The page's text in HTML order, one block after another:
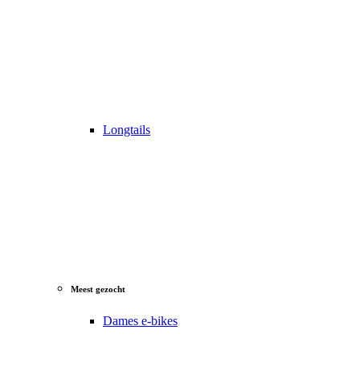
Longtails
Meest gezocht
Dames e-bikes